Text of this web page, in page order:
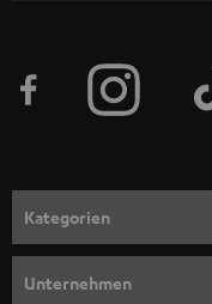
e
n
m
e
Kategorien
Unternehmen